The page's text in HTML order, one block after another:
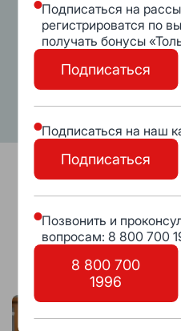
Подписаться на
регистрироватся по
получать бонусы
Подписаться
Подписаться на наш
Подписаться
Позвонить и
вопросам: 8 800 700
8 800 700
1996